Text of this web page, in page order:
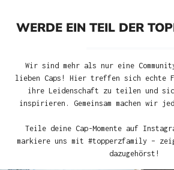
WERDE EIN TEIL DER
Wir sind mehr als nur eine
lieben Caps! Hier treffen sich echte
ihre Leidenschaft zu teilen und
inspirieren. Gemeinsam machen wir
Teile deine Cap-Momente auf
markiere uns mit #topperzfamily –
dazugehörst!